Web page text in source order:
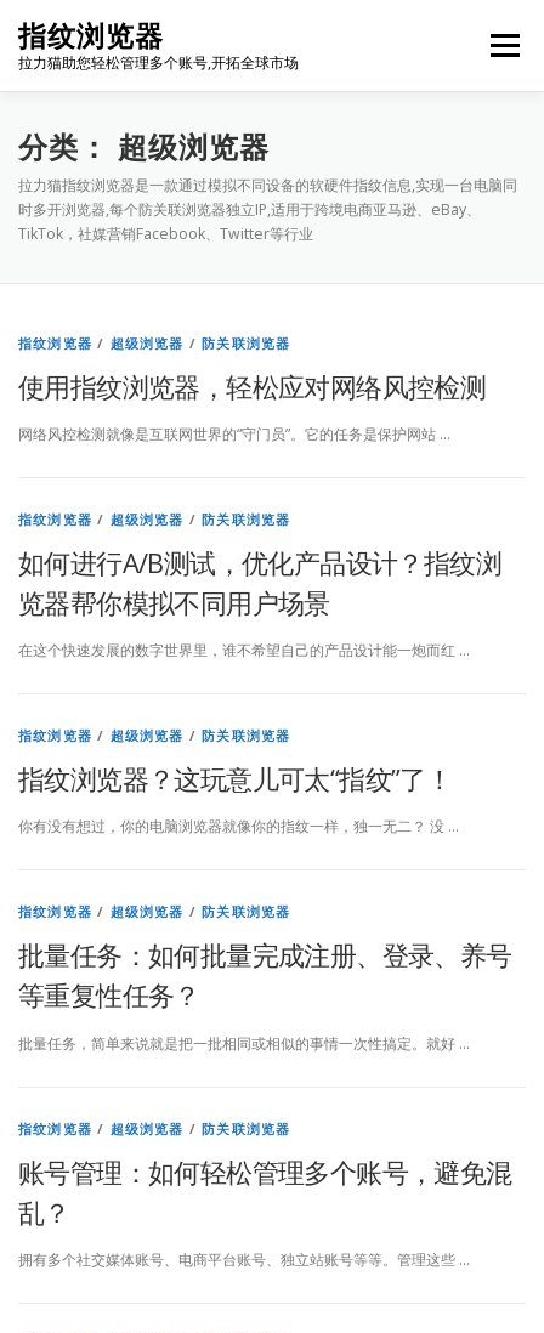
content
指纹浏览器
拉力猫助您轻松管理多个账号,开拓全球市场
Menu
博客首页 套餐价格 使用教程
联系我们 免费注册 账号登录
分类： 超级浏览器
拉力猫指纹浏览器是一款通过模拟不同设备的软硬件指纹信息,实现一台电脑同
时多开浏览器,每个防关联浏览器独立IP,适用于跨境电商亚马逊、eBay、
TikTok，社媒营销Facebook、Twitter等行业
指纹浏览器 / 超级浏览器 /防关联浏览器
使用指纹浏览器，轻松应对网络风控检测
网络风控检测就像是互联网世界的“守门员”。它的任务是保护网站 …
指纹浏览器 / 超级浏览器 /防关联浏览器
如何进行A/B测试，优化产品设计？指纹浏
览器帮你模拟不同用户场景
在这个快速发展的数字世界里，谁不希望自己的产品设计能一炮而红 …
指纹浏览器 / 超级浏览器 /防关联浏览器
指纹浏览器？这玩意儿可太“指纹”了！
你有没有想过，你的电脑浏览器就像你的指纹一样，独一无二？ 没 …
指纹浏览器 / 超级浏览器 /防关联浏览器
批量任务：如何批量完成注册、登录、养号
等重复性任务？
批量任务，简单来说就是把一批相同或相似的事情一次性搞定。就好 …
指纹浏览器 / 超级浏览器 /防关联浏览器
账号管理：如何轻松管理多个账号，避免混
乱？
拥有多个社交媒体账号、电商平台账号、独立站账号等等。管理这些 …